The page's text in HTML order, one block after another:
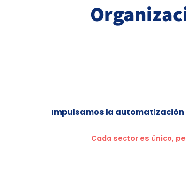
Impulsamos la automatización
Cada sector es único,